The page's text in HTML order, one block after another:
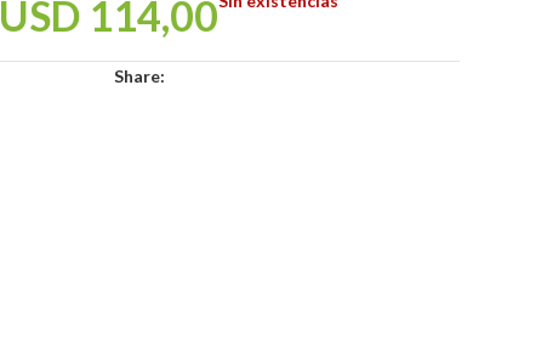
USD 114,00
Share: